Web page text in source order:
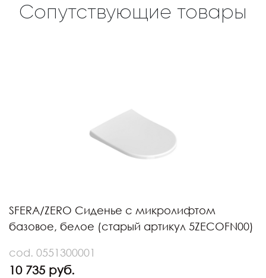
Сопутствующие товары
SFERA/ZERO Сиденье с микролифтом
базовое, белое (старый артикул 5ZECOFN00)
cod. 0551300001
10 735 руб.